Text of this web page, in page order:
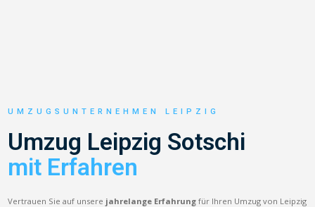
UMZUGSUNTERNEHMEN LEIPZIG
Umzug Leipzig Sotschi
mit Erfahren
Vertrauen Sie auf unsere jahrelange Erfahrung für Ihren Umzug von Leipzig